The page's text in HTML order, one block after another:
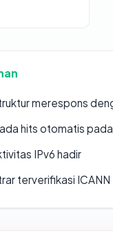
merespons
hits otomatis
IPv6 hadir
terverifikasi ICANN